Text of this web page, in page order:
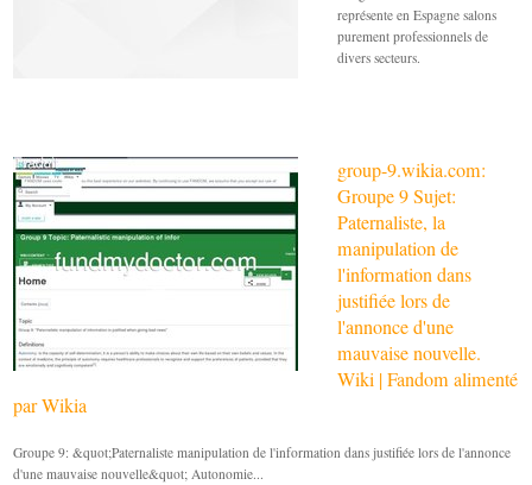
représente en Espagne salons
purement professionnels de
divers secteurs.
group-9.wikia.com:
Groupe 9 Sujet:
Paternaliste, la
manipulation de
l'information dans
justifiée lors de
l'annonce d'une
mauvaise nouvelle.
Wiki | Fandom alimenté
par Wikia
Groupe 9: &quot;Paternaliste manipulation de l'information dans justifiée lors de l'annonce
d'une mauvaise nouvelle&quot; Autonomie...